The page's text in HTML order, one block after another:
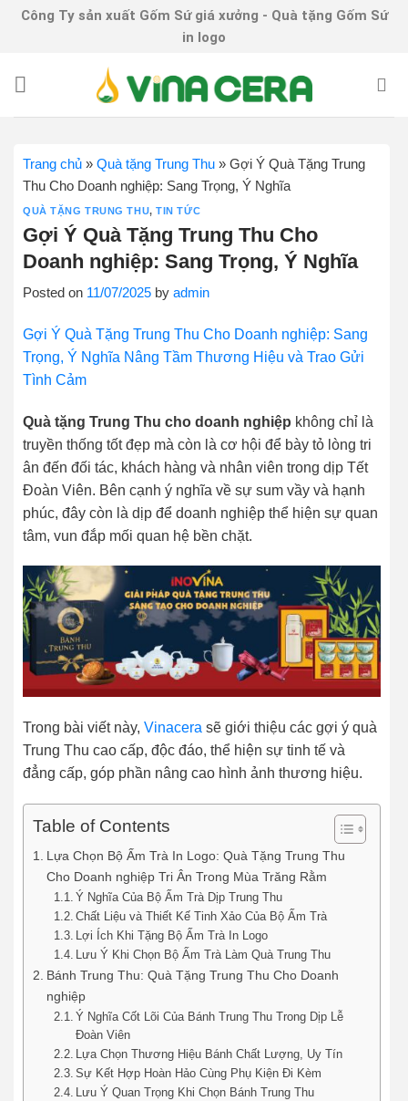
SkipCông Ty sản xuất Gốm Sứ giá xưởng - Quà tặng Gốm Sứ
in logo
Trang chủ » Quà tặng Trung Thu » Gợi Ý Quà Tặng Trung
Thu Cho Doanh nghiệp: Sang Trọng, Ý Nghĩa
QUÀ TẶNG TRUNG THU,TIN TỨC
Gợi Ý Quà Tặng Trung Thu Cho
Doanh nghiệp: Sang Trọng, Ý Nghĩa
Posted on 11/07/2025 by admin
Gợi Ý Quà Tặng Trung Thu Cho Doanh nghiệp: Sang
Trọng, Ý Nghĩa Nâng Tầm Thương Hiệu và Trao Gửi
Tình Cảm
Quà tặng Trung Thu cho doanh nghiệp không chỉ là
truyền thống tốt đẹp mà còn là cơ hội để bày tỏ lòng tri
ân đến đối tác, khách hàng và nhân viên trong dịp Tết
Đoàn Viên. Bên cạnh ý nghĩa về sự sum vầy và hạnh
phúc, đây còn là dịp để doanh nghiệp thể hiện sự quan
tâm, vun đắp mối quan hệ bền chặt.
Trong bài viết này, Vinacera sẽ giới thiệu các gợi ý quà
Trung Thu cao cấp, độc đáo, thể hiện sự tinh tế và
đẳng cấp, góp phần nâng cao hình ảnh thương hiệu.
Table of Contents
Lựa Chọn Bộ Ấm Trà In Logo: Quà Tặng Trung Thu
Cho Doanh nghiệp Tri Ân Trong Mùa Trăng Rằm
Ý Nghĩa Của Bộ Ấm Trà Dịp Trung Thu
Chất Liệu và Thiết Kế Tinh Xảo Của Bộ Ấm Trà
Lợi Ích Khi Tặng Bộ Ấm Trà In Logo
Lưu Ý Khi Chọn Bộ Ấm Trà Làm Quà Trung Thu
Bánh Trung Thu: Quà Tặng Trung Thu Cho Doanh
nghiệp
Ý Nghĩa Cốt Lõi Của Bánh Trung Thu Trong Dịp Lễ
Đoàn Viên
Lựa Chọn Thương Hiệu Bánh Chất Lượng, Uy Tín
Sự Kết Hợp Hoàn Hảo Cùng Phụ Kiện Đi Kèm
Lưu Ý Quan Trọng Khi Chọn Bánh Trung Thu